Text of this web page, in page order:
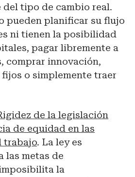
tipo de cambio real.
pueden planificar su flujo
ni tienen la posibilidad
pagar libremente a
comprar innovación,
o simplemente traer
de la legislación
de equidad en las
trabajo. La ley es
las metas de
la